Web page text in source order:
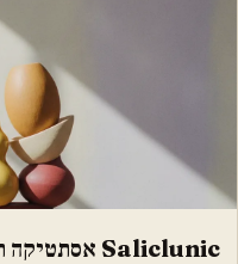
Saliclunic אסתטיקה רפואית